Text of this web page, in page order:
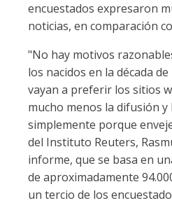
encuestados expresaron
noticias, en comparación
"No hay motivos
los nacidos en la década
vayan a preferir los sitios
mucho menos la difusión y
simplemente porque
del Instituto Reuters,
informe, que se basa en
de aproximadamente
un tercio de los